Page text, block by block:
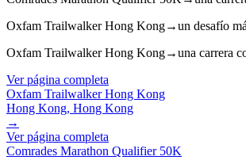
Oxfam Trailwalker Hong Kong→un desafío
Oxfam Trailwalker Hong Kong→una carrera
Ver página completa
Oxfam Trailwalker Hong Kong
Hong Kong, Hong Kong
→
Ver página completa
Comrades Marathon Qualifier 50K